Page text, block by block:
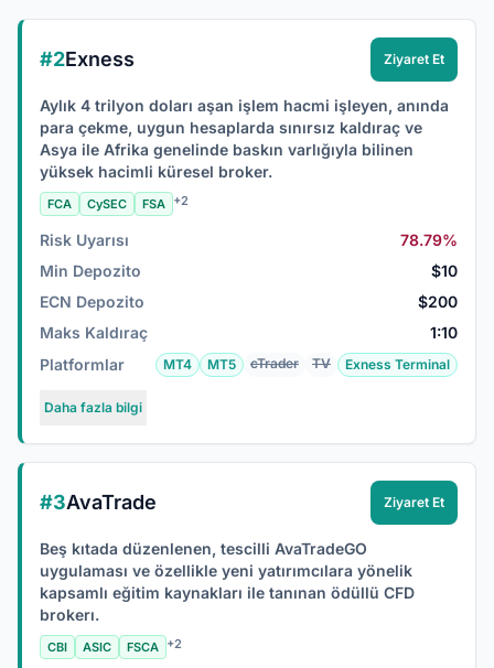
#2Exness Ziyaret Et
Aylık 4 trilyon doları aşan işlem hacmi işleyen, anında
para çekme, uygun hesaplarda sınırsız kaldıraç ve
Asya ile Afrika genelinde baskın varlığıyla bilinen
yüksek hacimli küresel broker.
FCA CySEC FSA +2
Risk Uyarısı
78.79%
Min Depozito
$10
ECN Depozito
$200
Maks Kaldıraç
1:10
Platformlar
MT4 MT5 cTrader TV Exness Terminal
Daha fazla bilgi
#3AvaTrade Ziyaret Et
Beş kıtada düzenlenen, tescilli AvaTradeGO
uygulaması ve özellikle yeni yatırımcılara yönelik
kapsamlı eğitim kaynakları ile tanınan ödüllü CFD
brokerı.
CBI ASIC FSCA +2